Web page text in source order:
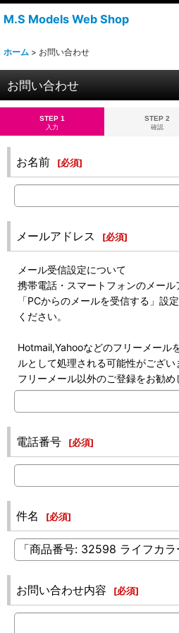
M.S Models Web Shop
ホーム > お問い合わせ
お問い合わせ
STEP 1
入力
STEP 2
確認
お名前 [必須]
メールアドレス [必須]
メール受信設定について
携帯電話・スマートフォンのメール
「PCからのメールを受信する」設
ください。
Hotmail,Yahooなどのフリーメール
ルとして処理される可能性がござい
フリーメール以外のご登録をお勧め
電話番号 [必須]
件名 [必須]
お問い合わせ内容 [必須]